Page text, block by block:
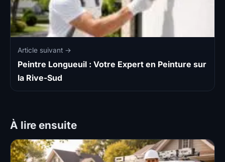
Article suivant →
Peintre Longueuil : Votre Expert en Peinture sur
la Rive-Sud
À lire ensuite